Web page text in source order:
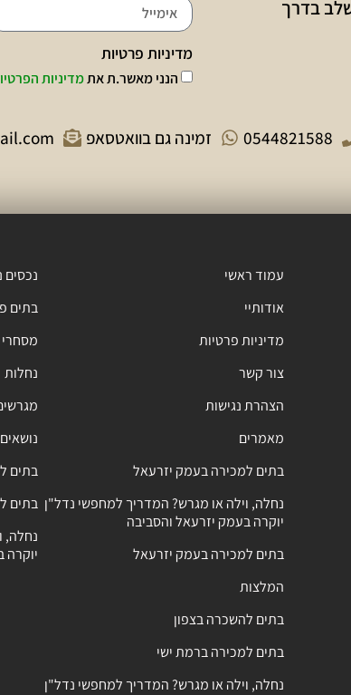
בדרך
מדיניות פרטיות
הנני מאשר.ת אתמדיניות
0544821588 זמינה גם בוואטסאפ
עמוד ראשי
אודותיי
מדיניות פרטיות
צור קשר
הצהרת נגישות
מאמרים
בתים למכירה בעמק יזרעאל
נחלה, וילה או מגרש? המדריך למחפשי נדל"ן
יוקרה בעמק יזרעאל והסביבה
בתים למכירה בעמק יזרעאל
המלצות
בתים להשכרה בצפון
בתים למכירה ברמת ישי
נחלה, וילה או מגרש? המדריך למחפשי נדל"ן
נכסים
בתים
מסחרי
נחלות
בתים
בתים
נחלה,
יוקרה